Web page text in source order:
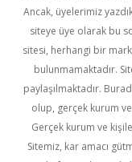
Ancak, üyelerimiz
siteye üye olarak bu
sitesi, herhangi bir
bulunmamaktadır.
paylaşılmaktadır.
olup, gerçek kurum
Gerçek kurum ve
Sitemiz, kar amacı